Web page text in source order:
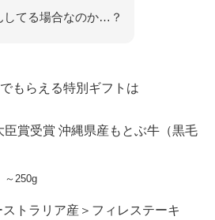
してる場合なのか…？
もらえる特別ギフトは
臣賞受賞 沖縄県産もとぶ牛（黒毛
～250g
トラリア産＞フィレステーキ